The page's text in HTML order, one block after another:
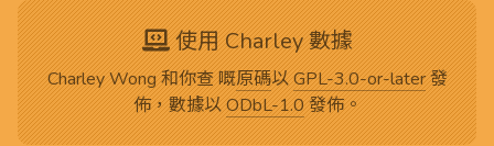
使用 Charley 數據
Charley Wong 和你查 嘅原碼以GPL-3.0-or-later發
佈，數據以ODbL-1.0發佈。